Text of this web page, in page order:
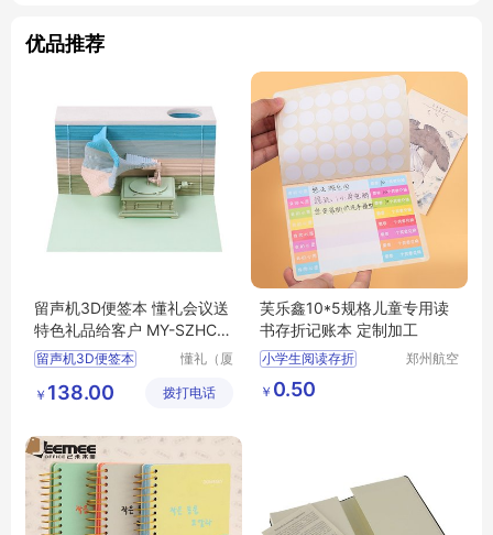
优品推荐
留声机3D便签本 懂礼会议送
特色礼品给客户 MY-SZHC-L
5-47
留声机3D便签本
懂礼会议送特色礼品给客户
SZHC L5 47
懂礼（厦
链有限公
￥ 138.00 拨打电话
芙乐鑫10*5规格儿童专用读
书存折记账本 定制加工
小学生阅读存折
读书心愿存折
创意小本子
郑州航空
￥ 0.50